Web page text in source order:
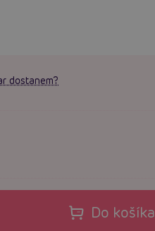
dostanem?
Do košíka